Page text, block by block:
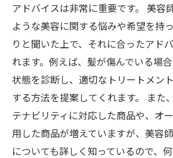
アドバイスは非常に重要です。 美容
ような美容に関する悩みや希望を持
りと聞いた上で、それに合ったアド
れます。例えば、髪が傷んでいる場
状態を診断し、適切なトリートメン
する方法を提案してくれます。 また
テナビリティに対応した商品や、オ
用した商品が増えていますが、美容
についても詳しく知っているので、